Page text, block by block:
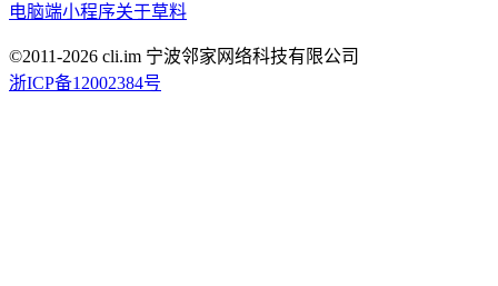
电脑端小程序关于草料
©2011-2026 cli.im 宁波邻家网络科技有限公司
浙ICP备12002384号